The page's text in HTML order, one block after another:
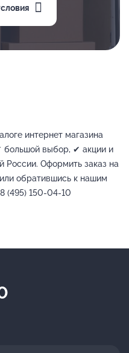
интернет магазина
выбор, ✔ акции и
России. Оформить заказ на
обратившись к нашим
(495) 150-04-10